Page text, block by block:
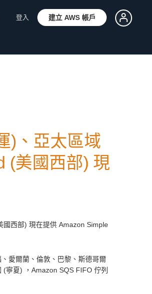
登入 建立 AWS 帳戶
)、亞太區域
(美國西部) 現
國西部) 現在提供 Amazon Simple
愛爾蘭、倫敦、巴黎、斯德哥爾
寧夏) ，Amazon SQS FIFO 佇列